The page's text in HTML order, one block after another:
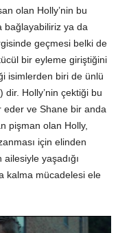
olan Holly’nin bu
bağlayabiliriz ya da
geçmesi belki de
bir eyleme giriştiğini
isimlerden biri de ünlü
) dir. Holly’nin çektiği bu
eder ve Shane bir anda
pişman olan Holly,
için elinden
yaşadığı
kalma mücadelesi ele